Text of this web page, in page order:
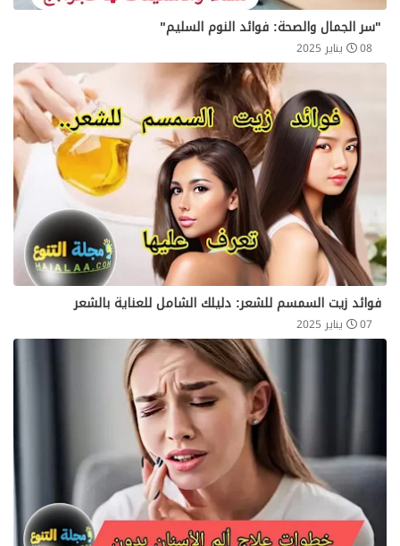
"سر الجمال والصحة: فوائد النوم السليم"
08 يناير 2025
فوائد زيت السمسم للشعر: دليلك الشامل للعناية بالشعر
07 يناير 2025